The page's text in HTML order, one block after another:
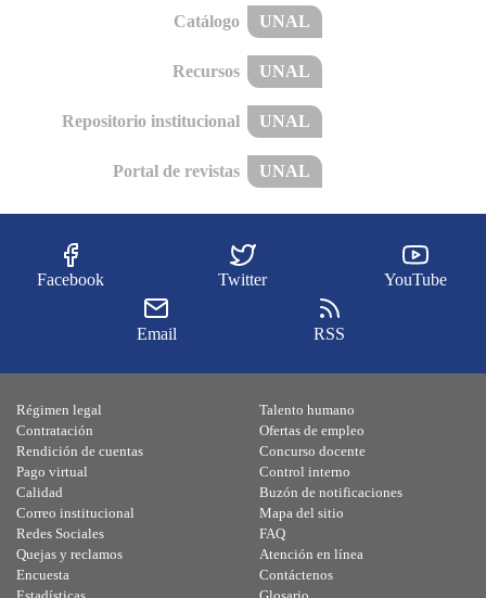
Catálogo UNAL
Recursos UNAL
Repositorio institucional UNAL
Portal de revistas UNAL
Facebook Twitter YouTube
Email RSS
Régimen legal
Contratación
Rendición de cuentas
Pago virtual
Calidad
Talento humano
Ofertas de empleo
Concurso docente
Control interno
Buzón de notificaciones
Correo institucional
Redes Sociales
Quejas y reclamos
Encuesta
Mapa del sitio
FAQ
Atención en línea
Contáctenos